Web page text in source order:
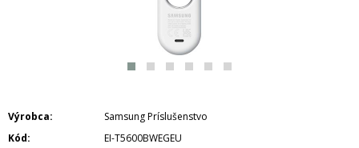
Výrobca
Samsung Príslušenstvo
Kód
EI-T5600BWEGEU